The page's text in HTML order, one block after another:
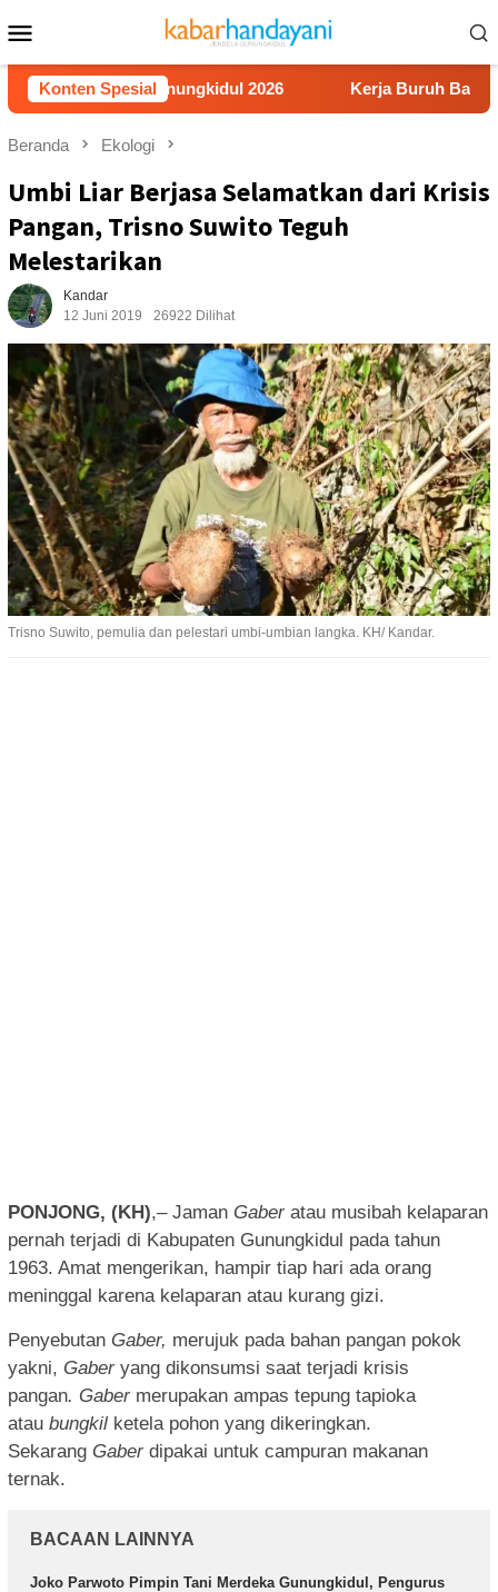
ke
kontenMobile
Konten Spesial
Gunungkidul 2026 Kerja Buruh Bangunan Sepi,
Beranda Ekologi
Umbi Liar Berjasa Selamatkan dari Krisis
Pangan, Trisno Suwito Teguh
Melestarikan
Kandar
12 Juni 2019
26922 Dilihat
Trisno Suwito, pemulia dan pelestari umbi-umbian langka. KH/ Kandar.
PONJONG, (KH),– Jaman Gaber atau musibah kelaparan
pernah terjadi di Kabupaten Gunungkidul pada tahun
1963. Amat mengerikan, hampir tiap hari ada orang
meninggal karena kelaparan atau kurang gizi.
Penyebutan Gaber, merujuk pada bahan pangan pokok
yakni, Gaber yang dikonsumsi saat terjadi krisis
pangan. Gaber merupakan ampas tepung tapioka
atau bungkil ketela pohon yang dikeringkan.
Sekarang Gaber dipakai untuk campuran makanan
ternak.
BACAAN LAINNYA
Joko Parwoto Pimpin Tani Merdeka Gunungkidul, Pengurus